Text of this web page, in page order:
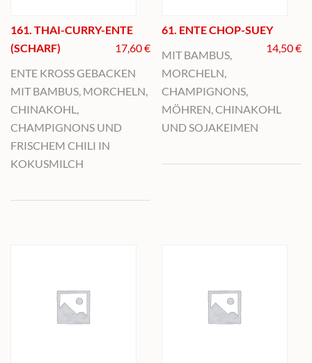
161. THAI-CURRY-ENTE
(SCHARF)
17,60€
ENTE KROSS GEBACKEN
MIT BAMBUS, MORCHELN,
CHINAKOHL,
CHAMPIGNONS UND
FRISCHEM CHILI IN
KOKUSMILCH
61. ENTE CHOP-SUEY
14,50€
MIT BAMBUS,
MORCHELN,
CHAMPIGNONS,
MÖHREN, CHINAKOHL
UND SOJAKEIMEN